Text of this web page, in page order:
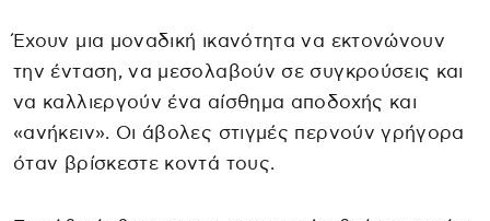
Έχουν μια μοναδική ικανότητα να εκτονώνουν
την ένταση, να μεσολαβούν σε συγκρούσεις και
να καλλιεργούν ένα αίσθημα αποδοχής και
«ανήκειν». Οι άβολες στιγμές περνούν γρήγορα
όταν βρίσκεστε κοντά τους.